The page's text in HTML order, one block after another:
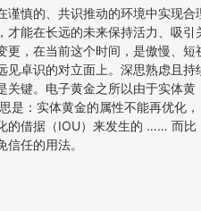
谨慎的、共识推动的环境中实现合
才能在长远的未来保持活力、吸引
更，在当前这个时间，是傲慢、短
见卓识的对立面上。深思熟虑且持
关键。电子黄金之所以由于实体黄
是：实体黄金的属性不能再优化，
的借据（IOU）来发生的 …… 而比
任的用法。